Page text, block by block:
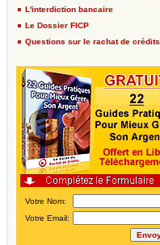
L'interdiction bancaire
Le Dossier FICP
Questions sur le rachat de crédits
Votre Nom:
Votre Email: